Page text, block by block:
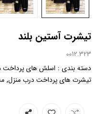
تیشرت آستین بلند
0012.323
دسته بندی : اسلش های پرداخت
تیشرت های پرداخت درب منزل,